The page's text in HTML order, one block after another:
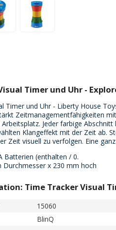
Timer und Uhr -
Timer und Uhr - Liberty House
Zeitmanagementfähigkeiten
Jeder farbige
Klangeffekt mit der Zeit ab.
Zeit visuell zu verfolgen. Eine
Batterien (enthalten / 0.
Durchmesser x 230 mm hoch
Time Tracker Visual
15060
BlinQ